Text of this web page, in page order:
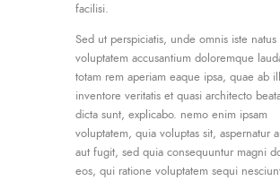
facilisi.
Sed ut perspiciatis, unde omnis iste
voluptatem accusantium doloremque
totam rem aperiam eaque ipsa, quae ab
inventore veritatis et quasi architecto
dicta sunt, explicabo. nemo enim ipsam
voluptatem, quia voluptas sit, aspernatur
aut fugit, sed quia consequuntur magni
eos, qui ratione voluptatem sequi